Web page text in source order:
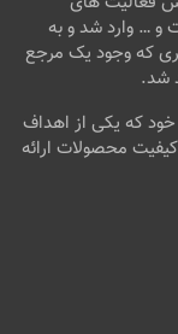
و … وارد شد و به
که وجود یک مرجع
شد.
خود که یکی از اهداف
محصولات ارائه